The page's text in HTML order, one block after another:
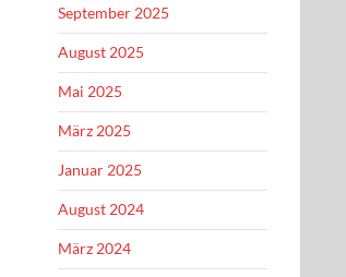
September 2025
August 2025
Mai 2025
März 2025
Januar 2025
August 2024
März 2024